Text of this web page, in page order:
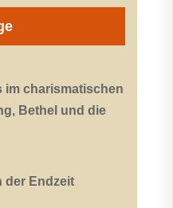
im charismatischen
Bethel und die
der Endzeit